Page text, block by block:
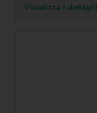
Visualizza i dettagli